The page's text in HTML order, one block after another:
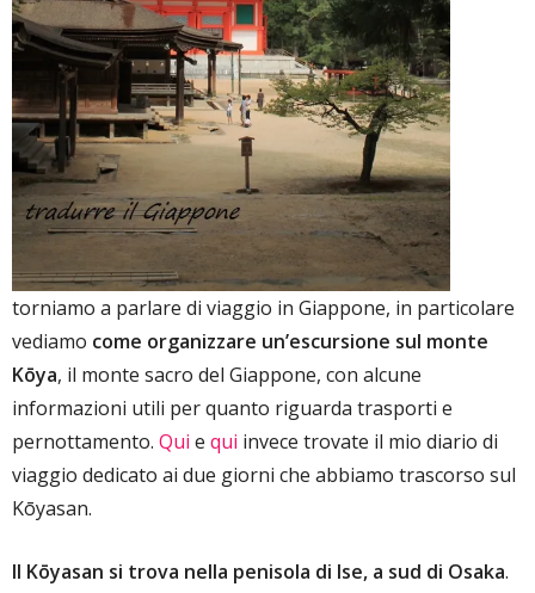
torniamo a parlare di viaggio in Giappone, in particolare
vediamo come organizzare un’escursione sul monte
Kōya, il monte sacro del Giappone, con alcune
informazioni utili per quanto riguarda trasporti e
pernottamento. Qui e qui invece trovate il mio diario di
viaggio dedicato ai due giorni che abbiamo trascorso sul
Kōyasan.
Il Kōyasan si trova nella penisola di Ise, a sud di Osaka.